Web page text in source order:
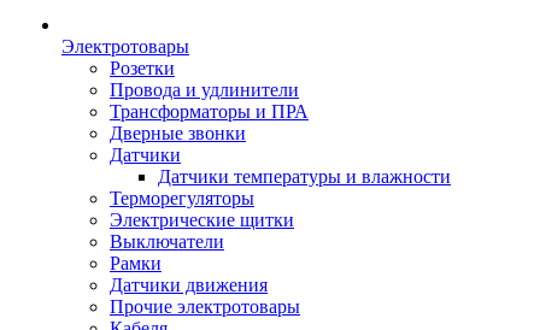
Электротовары
Розетки
Провода и удлинители
Трансформаторы и ПРА
Дверные звонки
Датчики
Датчики температуры и влажности
Терморегуляторы
Электрические щитки
Выключатели
Рамки
Датчики движения
Прочие электротовары